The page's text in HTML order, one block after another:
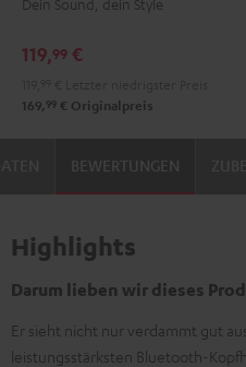
x
Pack
Black
Sand
119,99 €
169, 99 € Originalpreis
BEWERTUNGEN
Highlights
Darum lieben wir dieses
Er sieht nicht nur verdammt gut
leistungsstärksten Bluetooth-